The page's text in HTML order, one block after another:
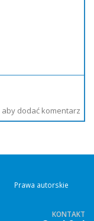
aby dodać komentarz
Prawa autorskie
KONTAKT